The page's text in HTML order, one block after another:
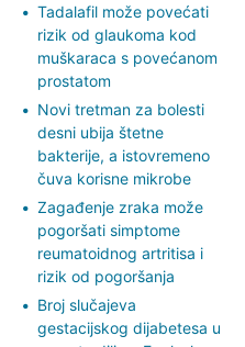
Tadalafil može povećati
rizik od glaukoma kod
muškaraca s povećanom
prostatom
Novi tretman za bolesti
desni ubija štetne
bakterije, a istovremeno
čuva korisne mikrobe
Zagađenje zraka može
pogoršati simptome
reumatoidnog artritisa i
rizik od pogoršanja
Broj slučajeva
gestacijskog dijabetesa u